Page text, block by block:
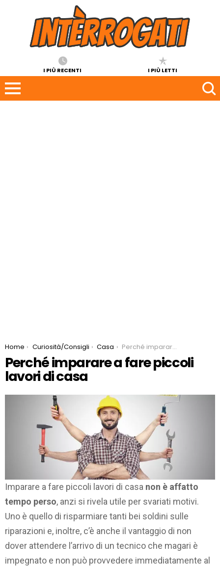
I PIÙ RECENTI I PIÙ LETTI
You are here:
Home Curiosità/Consigli Casa Perché imparare a fare piccoli lavori di casa
Perché imparare a fare piccoli
lavori di casa
Imparare a fare piccoli lavori di casa non è affatto
tempo perso, anzi si rivela utile per svariati motivi.
Uno è quello di risparmiare tanti bei soldini sulle
riparazioni e, inoltre, c’è anche il vantaggio di non
dover attendere l’arrivo di un tecnico che magari è
impegnato e non può provvedere immediatamente al